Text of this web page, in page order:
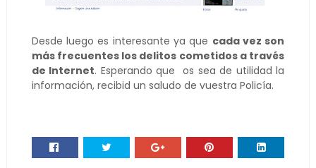
Desde luego es interesante ya que cada vez son
más frecuentes los delitos cometidos a través
de Internet. Esperando que os sea de utilidad la
información, recibid un saludo de vuestra Policía.